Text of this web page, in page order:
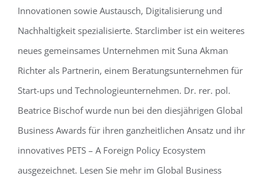
Innovationen sowie Austausch, Digitalisierung und
Nachhaltigkeit spezialisierte. Starclimber ist ein weiteres
neues gemeinsames Unternehmen mit Suna Akman
Richter als Partnerin, einem Beratungsunternehmen für
Start-ups und Technologieunternehmen. Dr. rer. pol.
Beatrice Bischof wurde nun bei den diesjährigen Global
Business Awards für ihren ganzheitlichen Ansatz und ihr
innovatives PETS – A Foreign Policy Ecosystem
ausgezeichnet. Lesen Sie mehr im Global Business